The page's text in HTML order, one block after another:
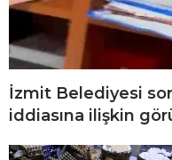
İzmit Belediyesi
iddiasına ilişkin